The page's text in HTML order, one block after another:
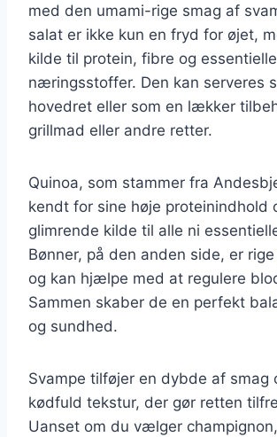
med den umami-rige smag af
salat er ikke kun en fryd for øjet,
kilde til protein, fibre og essentielle
næringsstoffer. Den kan serveres
hovedret eller som en lækker
grillmad eller andre retter.
Quinoa, som stammer fra
kendt for sine høje proteinindhold
glimrende kilde til alle ni
Bønner, på den anden side, er
og kan hjælpe med at regulere
Sammen skaber de en perfekt
og sundhed.
Svampe tilføjer en dybde af smag
kødfuld tekstur, der gør retten
Uanset om du vælger